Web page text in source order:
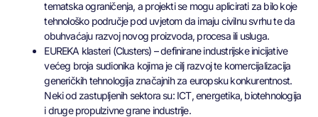
tematska ograničenja, a projekti se mogu aplicirati za bilo koje
tehnološko područje pod uvjetom da imaju civilnu svrhu te da
obuhvaćaju razvoj novog proizvoda, procesa ili usluga.
EUREKA klasteri (Clusters) – definirane industrijske inicijative
većeg broja sudionika kojima je cilj razvoj te komercijalizacija
generičkih tehnologija značajnih za europsku konkurentnost.
Neki od zastupljenih sektora su: ICT, energetika, biotehnologija
i druge propulzivne grane industrije.